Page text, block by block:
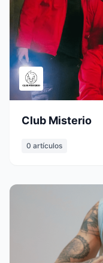
Club Misterio
0 artículos